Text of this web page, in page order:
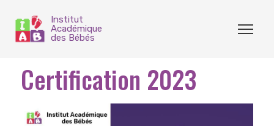
Institut
Académique
des Bébés
Certification 2023